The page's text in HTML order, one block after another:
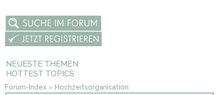
NEUESTE THEMEN
HOTTEST TOPICS
Forum-Index » Hochzeitsorganisation